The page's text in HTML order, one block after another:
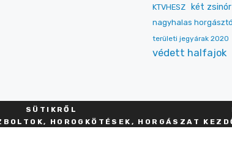
KTVHESZ két
nagyhalas horgásztó
területi jegyárak 2020
védett halfajok
SÜT IKRŐL
HOROGKÖTÉSEK, HORGÁSZAT